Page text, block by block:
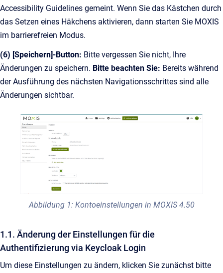
Accessibility Guidelines gemeint. Wenn Sie das Kästchen durch
das Setzen eines Häkchens aktivieren, dann starten Sie MOXIS
im barrierefreien Modus.
(6) [Speichern]-Button: Bitte vergessen Sie nicht, Ihre
Änderungen zu speichern. Bitte beachten Sie: Bereits während
der Ausführung des nächsten Navigationsschrittes sind alle
Änderungen sichtbar.
Abbildung 1: Kontoeinstellungen in MOXIS 4.50
1.1. Änderung der Einstellungen für die
Authentifizierung via Keycloak Login
Um diese Einstellungen zu ändern, klicken Sie zunächst bitte